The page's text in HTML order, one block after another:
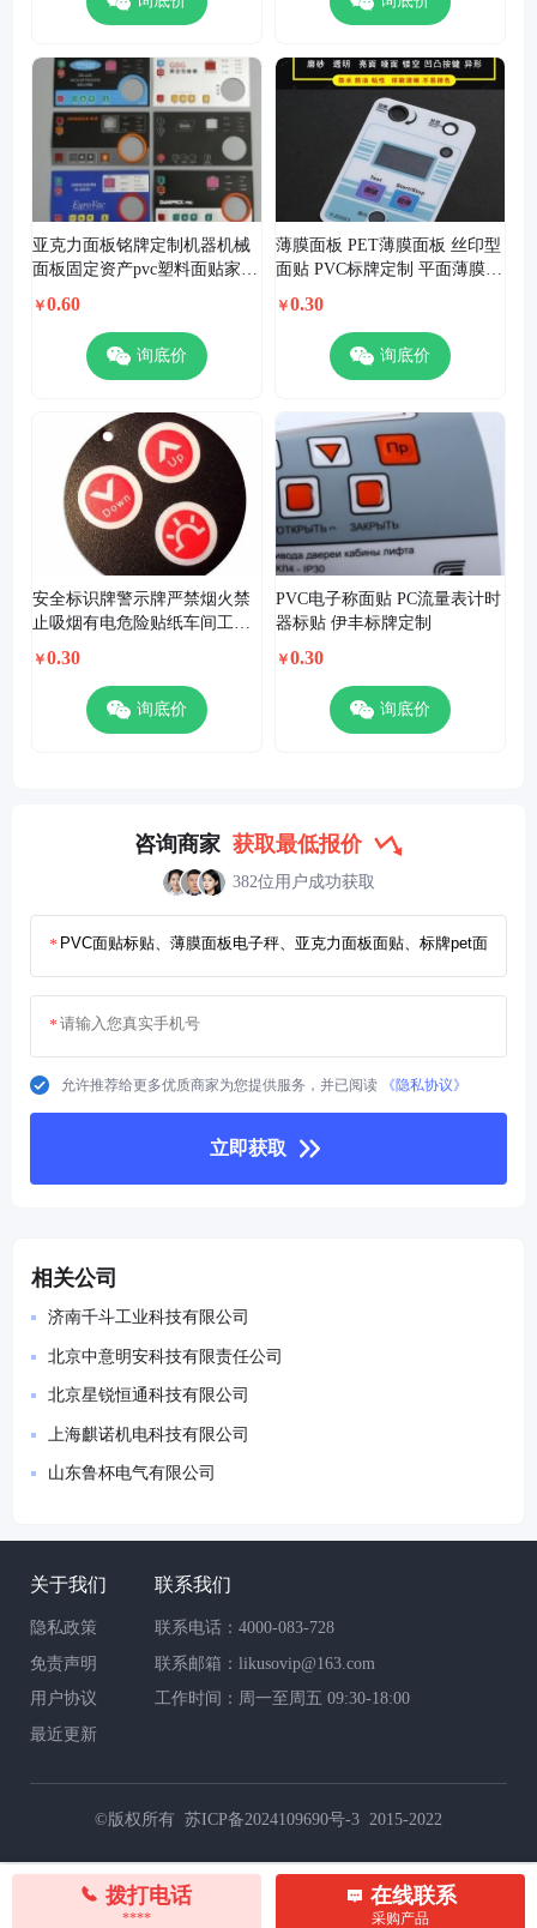
亚克力面板铭牌定制机器机械
面板固定资产pvc塑料面贴家具
标牌制作亚克力面板标识牌丝
￥0.60
询底价
薄膜面板 PET薄膜面板 丝印型
面贴 PVC标牌定制 平面薄膜开
￥0.30
询底价
安全标识牌警示牌严禁烟火禁
止吸烟有电危险贴纸车间工地
施工生产警告标志标牌提示标
￥0.30
询底价
PVC电子称面贴 PC流量表计时
器标贴 伊丰标牌定制
￥0.30
询底价
咨询商家 获取最低报价
382位用户成功获取
*
*
允许推荐给更多优质商家为您提供服务，并已阅读 《隐私协议》
立即获取
相关公司
济南千斗工业科技有限公司
北京中意明安科技有限责任公司
北京星锐恒通科技有限公司
上海麒诺机电科技有限公司
山东鲁杯电气有限公司
关于我们
隐私政策
免责声明
用户协议
最近更新
联系我们
联系电话：4000-083-728
联系邮箱：likusovip@163.com
工作时间：周一至周五 09:30-18:00
©版权所有 苏ICP备2024109690号-3 2015-2022
在线联系
采购产品
拨打电话
****